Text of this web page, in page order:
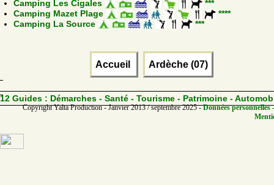
Camping Les Cigales
***
Camping Mazet Plage
****
Camping La Source
***
Accueil Ardèche (07)
12 Guides : Démarches - Santé - Tourisme - Patrimoine -
Copyright Yalta Production - Janvier 2013 / septembre 2025 -Données personnelles